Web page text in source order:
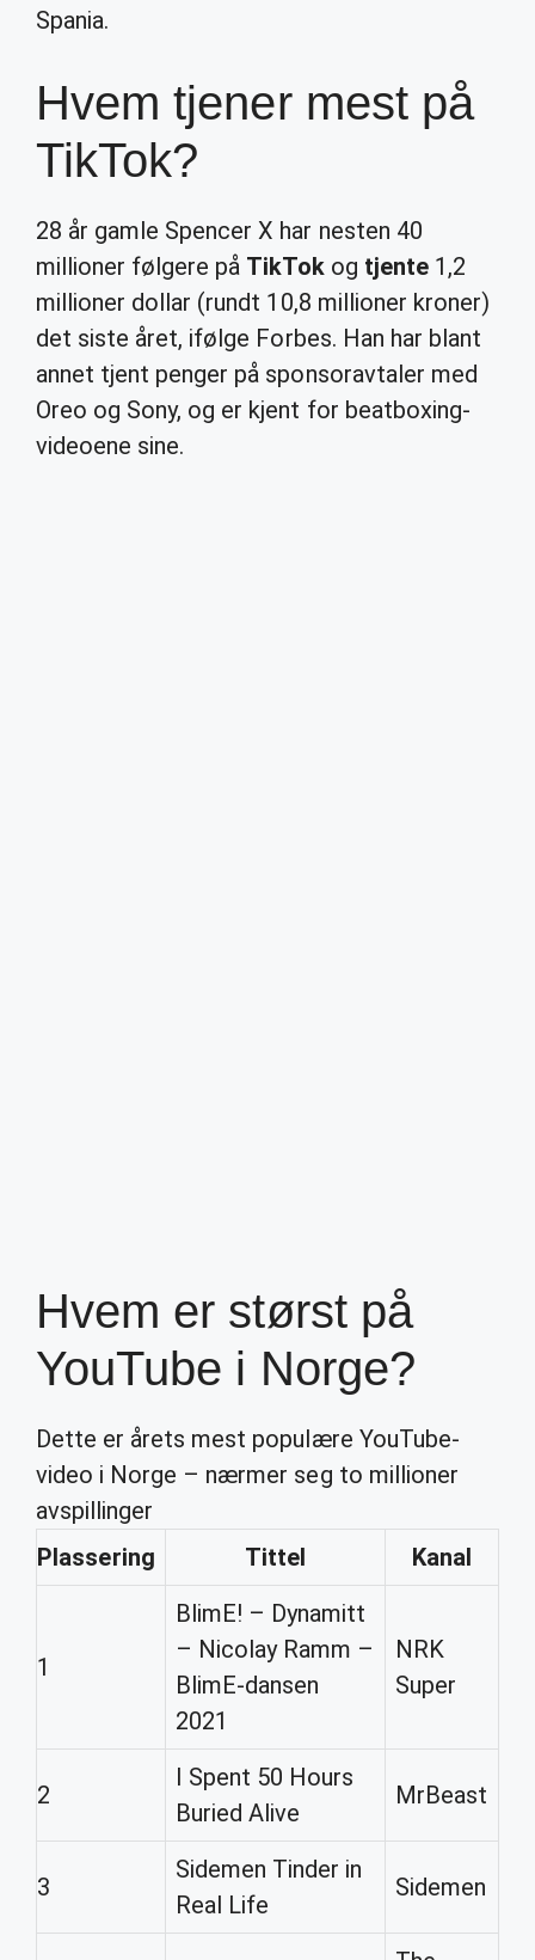
Spania.
Hvem tjener mest på
TikTok?
28 år gamle Spencer X har nesten 40
millioner følgere på TikTokog tjente1,2
millioner dollar (rundt 10,8 millioner kroner)
det siste året, ifølge Forbes. Han har blant
annet tjent penger på sponsoravtaler med
Oreo og Sony, og er kjent for beatboxing-
videoene sine.
Hvem er størst på
YouTube i Norge?
Dette er årets mest populære YouTube-
video i Norge – nærmer seg to millioner
avspillinger
Plassering
Tittel Kanal
1
BlimE! – Dynamitt
– Nicolay Ramm –
BlimE-dansen
2021
NRK
Super
2
I Spent 50 Hours
Buried Alive
MrBeast
3
Sidemen Tinder in
Real Life
Sidemen